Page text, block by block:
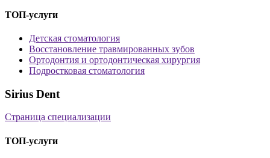
ТОП-услуги
Детская стоматология
Восстановление травмированных зубов
Ортодонтия и ортодонтическая хирургия
Подростковая стоматология
Sirius Dent
Страница специализации
ТОП-услуги